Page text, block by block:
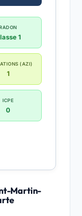
1
(AZI)
1
ICPE
0
Martin-